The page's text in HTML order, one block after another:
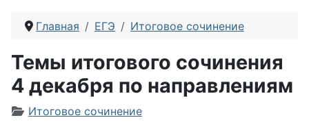
Главная ЕГЭ Итоговое сочинение
Темы итогового сочинения
4 декабря по направлениям
Информация о материале
Итоговое сочинение